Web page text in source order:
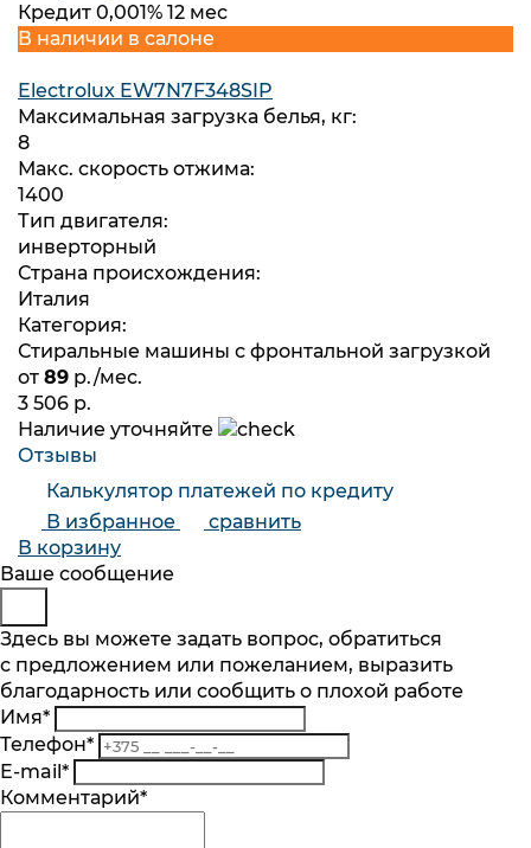
Кредит 0,001% 12 мес
В наличии в салоне
Electrolux EW7N7F348SIP
Максимальная загрузка белья, кг:
8
Макс. скорость отжима:
1400
Тип двигателя:
инверторный
Страна происхождения:
Италия
Категория:
Стиральные машины с фронтальной загрузкой
от 89 р./мес.
3 506 р.
Наличие уточняйте
Отзывы
Калькулятор платежей по кредиту
В избранное
сравнить
В корзину
Будьте в курсе
Подпишитесь на последние обновления
и узнавайте о новинках и специальных
предложениях первыми
Подписаться
Я согласен на обработкуперсональных данных
Ознакомленс разъяснением прав, связанных с
обработкой персональных данных, механизмом
Заказ обратного звонка
Представьтесь
Телефон*
Комментарий
Ваше сообщение
Здесь вы можете задать вопрос, обратиться
с предложением или пожеланием, выразить
благодарность или сообщить о плохой работе
Имя*
Телефон*
E-mail*
Комментарий*